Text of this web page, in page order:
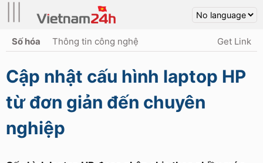
Số hóa Thông tin công nghệ Get Link
Cập nhật cấu hình laptop HP
từ đơn giản đến chuyên
nghiệp